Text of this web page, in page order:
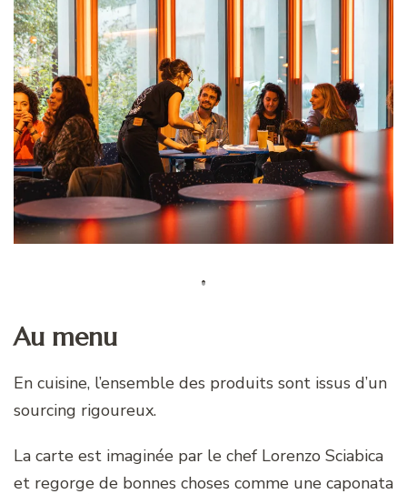
Au menu
En cuisine, l’ensemble des produits sont issus d’un
sourcing rigoureux.
La carte est imaginée par le chef Lorenzo Sciabica
et regorge de bonnes choses comme une caponata